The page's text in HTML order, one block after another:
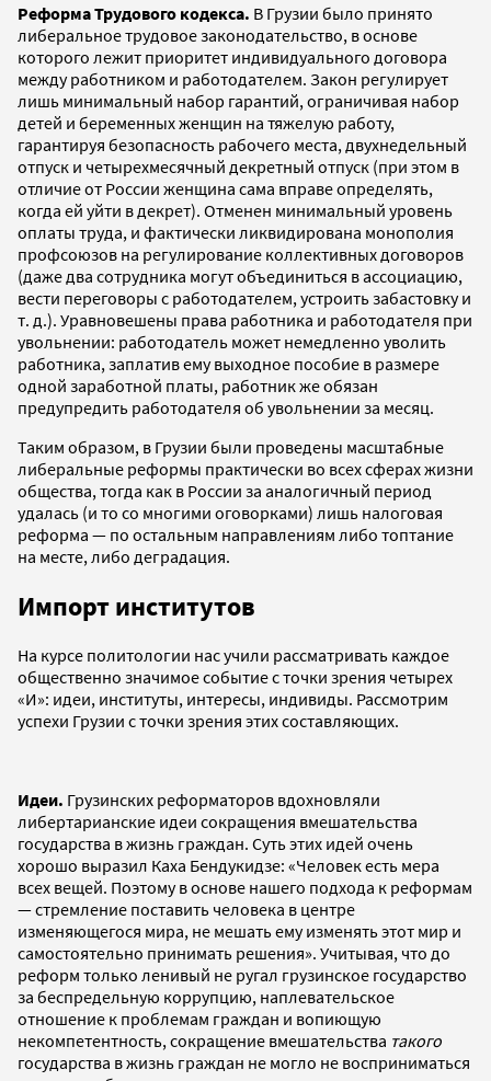
Реформа Трудового кодекса. В Грузии было принято
либеральное трудовое законодательство, в основе
которого лежит приоритет индивидуального договора
между работником и работодателем. Закон регулирует
лишь минимальный набор гарантий, ограничивая набор
детей и беременных женщин на тяжелую работу,
гарантируя безопасность рабочего места, двухнедельный
отпуск и четырехмесячный декретный отпуск (при этом в
отличие от России женщина сама вправе определять,
когда ей уйти в декрет). Отменен минимальный уровень
оплаты труда, и фактически ликвидирована монополия
профсоюзов на регулирование коллективных договоров
(даже два сотрудника могут объединиться в ассоциацию,
вести переговоры с работодателем, устроить забастовку и
т. д.). Уравновешены права работника и работодателя при
увольнении: работодатель может немедленно уволить
работника, заплатив ему выходное пособие в размере
одной заработной платы, работник же обязан
предупредить работодателя об увольнении за месяц.
Таким образом, в Грузии были проведены масштабные
либеральные реформы практически во всех сферах жизни
общества, тогда как в России за аналогичный период
удалась (и то со многими оговорками) лишь налоговая
реформа — по остальным направлениям либо топтание
на месте, либо деградация.
Импорт институтов
На курсе политологии нас учили рассматривать каждое
общественно значимое событие с точки зрения четырех
«И»: идеи, институты, интересы, индивиды. Рассмотрим
успехи Грузии с точки зрения этих составляющих.
Идеи. Грузинских реформаторов вдохновляли
либертарианские идеи сокращения вмешательства
государства в жизнь граждан. Суть этих идей очень
хорошо выразил Каха Бендукидзе: «Человек есть мера
всех вещей. Поэтому в основе нашего подхода к реформам
— стремление поставить человека в центре
изменяющегося мира, не мешать ему изменять этот мир и
самостоятельно принимать решения». Учитывая, что до
реформ только ленивый не ругал грузинское государство
за беспредельную коррупцию, наплевательское
отношение к проблемам граждан и вопиющую
некомпетентность, сокращение вмешательства такого
государства в жизнь граждан не могло не восприниматься